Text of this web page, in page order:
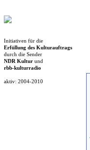
Initiativen für die
Erfüllung des Kulturauftrags
durch die Sender
NDR Kultur und
rbb-kulturradio
aktiv: 2004-2010